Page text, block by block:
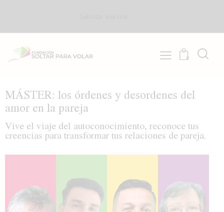
0
MÁSTER: los órdenes y desordenes del
amor en la pareja
Vive el viaje del autoconocimiento, reconoce tus
creencias para transformar tus relaciones de pareja.